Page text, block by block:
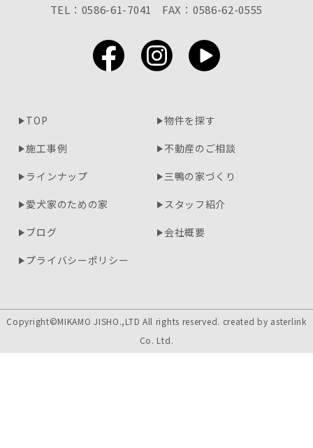
TEL：0586-61-7041
FAX：0586-62-0555
TOP
物件を探す
施工事例
不動産のご相談
ラインナップ
三鴨の家づくり
愛犬家のための家
スタッフ紹介
ブログ
会社概要
プライバシーポリシー
Copyright©MIKAMO JISHO.,LTD All rights reserved. created by asterlink
Co. Ltd.